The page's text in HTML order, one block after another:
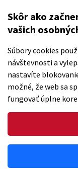
Skôr ako
vašich
Súbory cookies
návštevnosti a
nastavíte
možné, že web sa
fungovať úplne